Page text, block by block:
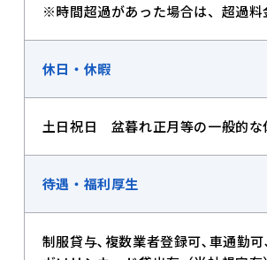
※時間超過があった場合は、超過料
休日・休暇
土日祝日 盆暮れ正月等の一般的な
待遇・福利厚生
制服貸与､複数業者登録可､車通勤可